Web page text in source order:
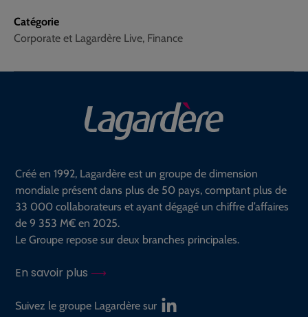
Catégorie
Corporate et Lagardère Live, Finance
Créé en 1992, Lagardère est un groupe de dimension
mondiale présent dans plus de 50 pays, comptant plus de
33 000 collaborateurs et ayant dégagé un chiffre d’affaires
de 9 353 M€ en 2025.
Le Groupe repose sur deux branches principales.
En savoir plus
Suivez le groupe Lagardère sur